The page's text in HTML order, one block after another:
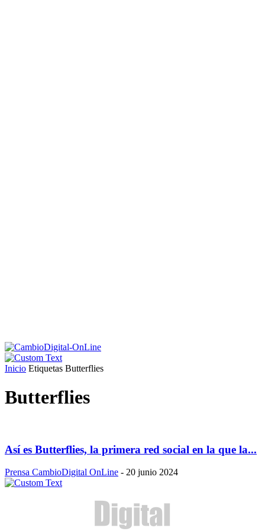
Inicio Etiquetas Butterflies
Butterflies
Así es Butterflies, la primera red social en la que la...
Prensa CambioDigital OnLine - 20 junio 2024